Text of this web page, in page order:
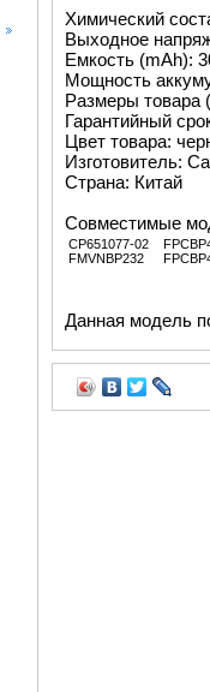
Химический
Выходное
Емкость (mAh):
Мощность
Размеры товара
Гарантийный
Цвет товара:
Изготовитель:
Страна: Китай
Совместимые
CP651077-02
FMVNBP232
Данная модель